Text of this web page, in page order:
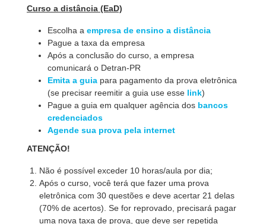
Curso a distância (EaD)
Escolha a empresa de ensino a distância
Pague a taxa da empresa
Após a conclusão do curso, a empresa
comunicará o Detran-PR
Emita a guia para pagamento da prova eletrônica
(se precisar reemitir a guia use esse link)
Pague a guia em qualquer agência dos bancos
credenciados
Agende sua prova pela internet
ATENÇÃO!
Não é possível exceder 10 horas/aula por dia;
Após o curso, você terá que fazer uma prova
eletrônica com 30 questões e deve acertar 21 delas
(70% de acertos). Se for reprovado, precisará pagar
uma nova taxa de prova, que deve ser repetida